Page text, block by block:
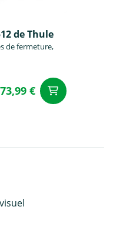
de Thule
de fermeture,
73,99 €